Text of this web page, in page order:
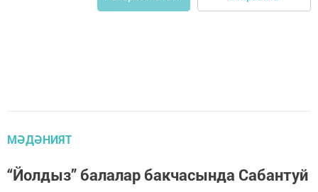
МӘДӘНИЯТ
“Йолдыз” балалар бакчасында Сабантуй